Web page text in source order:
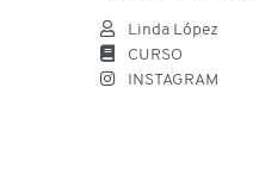
Linda López
CURSO
INSTAGRAM